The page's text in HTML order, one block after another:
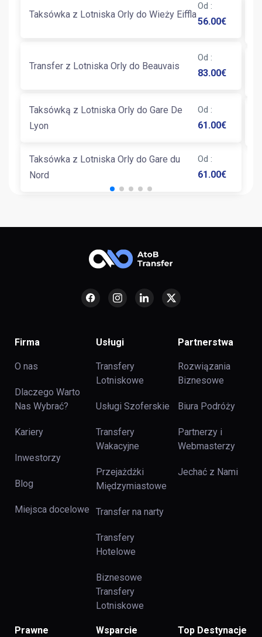
Taksówka z Lotniska Orly do Wieży Eiffla
Od :
56.00€
Transfer z Lotniska Orly do Beauvais
Od :
83.00€
Taksówką z Lotniska Orly do Gare De
Lyon
Od :
61.00€
Taksówka z Lotniska Orly do Gare du
Nord
Od :
61.00€
Firma
O nas
Dlaczego Warto
Nas Wybrać?
Kariery
Inwestorzy
Blog
Miejsca docelowe
Usługi
Transfery
Lotniskowe
Usługi Szoferskie
Transfery
Wakacyjne
Przejażdżki
Międzymiastowe
Transfer na narty
Transfery
Hotelowe
Biznesowe
Transfery
Lotniskowe
Partnerstwa
Rozwiązania
Biznesowe
Biura Podróży
Partnerzy i
Webmasterzy
Jechać z Nami
Prawne Wsparcie Top Destynacje